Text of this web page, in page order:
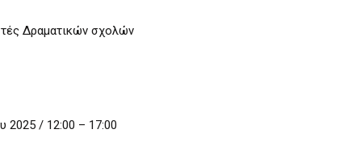
Δραματικών σχολών
2025 / 12:00 – 17:00